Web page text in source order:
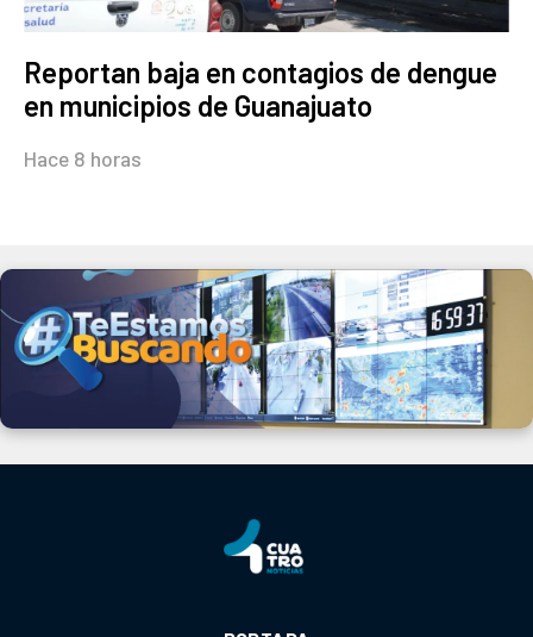
Reportan baja en contagios de dengue
en municipios de Guanajuato
Hace 8 horas